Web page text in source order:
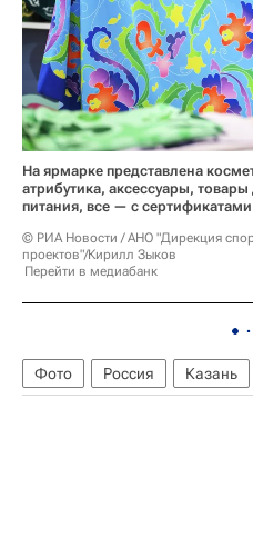
На ярмарке представлена
атрибутика, аксессуары,
питания, все — с сертификатами
© РИА Новости / АНО "Дирекция
проектов"/Кирилл Зыков
Перейти в медиабанк
Фото Россия Казань